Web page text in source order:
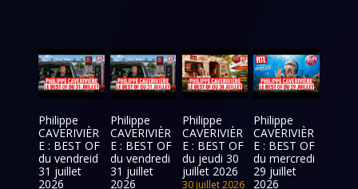
Philippe
CAVERIVIÈR
E : BEST OF
du vendreid
31 juillet
2026
Philippe
CAVERIVIÈR
E : BEST OF
du vendredi
31 juillet
2026
Philippe
CAVERIVIÈR
E : BEST OF
du jeudi 30
juillet 2026
30 juillet 2026
Philippe
CAVERIVIÈR
E : BEST OF
du mercredi
29 juillet
2026